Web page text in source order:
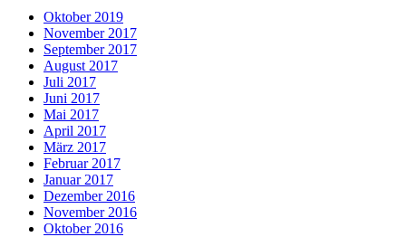
Oktober 2019
November 2017
September 2017
August 2017
Juli 2017
Juni 2017
Mai 2017
April 2017
März 2017
Februar 2017
Januar 2017
Dezember 2016
November 2016
Oktober 2016